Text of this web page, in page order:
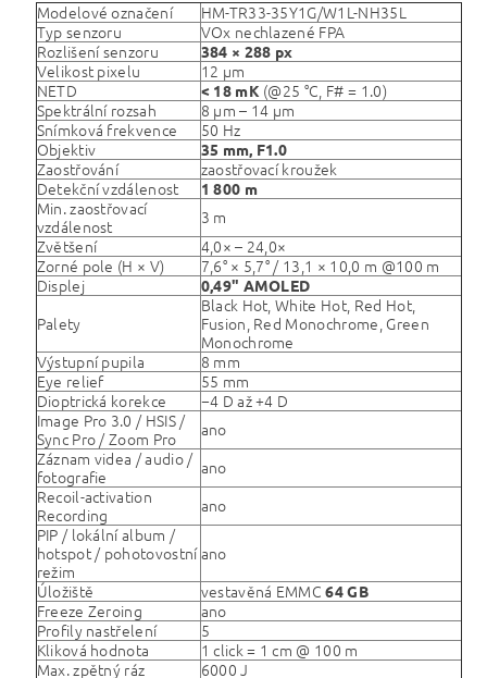
Modelové označení
HM-TR33-35Y1G/W1L-NH35L
Typ senzoru
VOx nechlazené FPA
Rozlišení senzoru
384 × 288 px
Velikost pixelu
12 μm
NETD
< 18 mK (@25 °C, F# = 1.0)
Spektrální rozsah
8 μm – 14 μm
Snímková frekvence
50 Hz
Objektiv
35 mm, F1.0
Zaostřování
zaostřovací kroužek
Detekční vzdálenost
1 800 m
Min. zaostřovací
vzdálenost
3 m
Zvětšení
4,0× – 24,0×
Zorné pole (H × V)
7,6° × 5,7° / 13,1 × 10,0 m @100 m
Displej
0,49" AMOLED
Palety
Black Hot, White Hot, Red Hot,
Fusion, Red Monochrome, Green
Monochrome
Výstupní pupila
8 mm
Eye relief
55 mm
Dioptrická korekce
−4 D až +4 D
Image Pro 3.0 / HSIS /
Sync Pro / Zoom Pro
ano
Záznam videa / audio /
fotografie
ano
Recoil-activation
Recording
ano
PIP / lokální album /
hotspot / pohotovostní
režim
ano
Úložiště
vestavěná EMMC 64 GB
Freeze Zeroing
ano
Profily nastřelení
5
Kliková hodnota
1 click = 1 cm @ 100 m
Max. zpětný ráz
6000 J